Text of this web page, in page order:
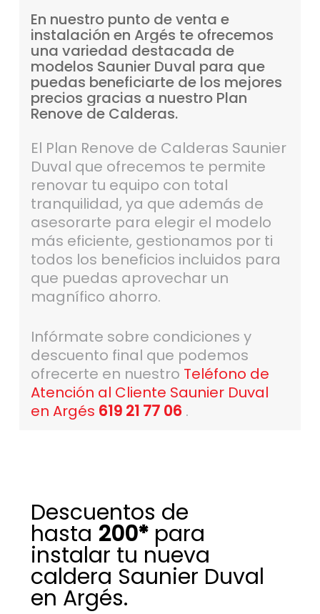
En nuestro punto deventa e
instalación en Argés te ofrecemos
una variedad destacada de
modelos Saunier Duval para que
puedas beneficiarte de los mejores
precios gracias a nuestro Plan
Renove de Calderas.
El Plan Renove de Calderas Saunier
Duval que ofrecemos te permite
renovar tu equipo con total
tranquilidad, ya que además de
asesorarte para elegir el modelo
más eficiente, gestionamos por ti
todos los beneficios incluidos para
que puedas aprovechar un
magnífico ahorro.
Infórmate sobre condiciones y
descuento final que podemos
ofrecerte en nuestro Teléfono de
Atención al Cliente Saunier Duval
en Argés 619 21 77 06 .
Descuentos de
hasta 200*para
instalar tu nueva
caldera Saunier Duval
en Argés.